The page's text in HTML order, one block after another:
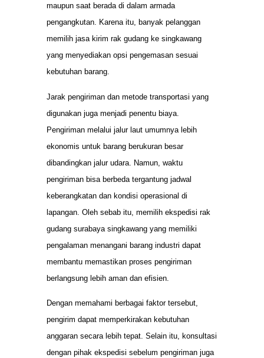
maupun saat berada di dalam armada
pengangkutan. Karena itu, banyak pelanggan
memilih jasa kirim rak gudang ke singkawang
yang menyediakan opsi pengemasan sesuai
kebutuhan barang.
Jarak pengiriman dan metode transportasi yang
digunakan juga menjadi penentu biaya.
Pengiriman melalui jalur laut umumnya lebih
ekonomis untuk barang berukuran besar
dibandingkan jalur udara. Namun, waktu
pengiriman bisa berbeda tergantung jadwal
keberangkatan dan kondisi operasional di
lapangan. Oleh sebab itu, memilih ekspedisi rak
gudang surabaya singkawang yang memiliki
pengalaman menangani barang industri dapat
membantu memastikan proses pengiriman
berlangsung lebih aman dan efisien.
Dengan memahami berbagai faktor tersebut,
pengirim dapat memperkirakan kebutuhan
anggaran secara lebih tepat. Selain itu, konsultasi
dengan pihak ekspedisi sebelum pengiriman juga